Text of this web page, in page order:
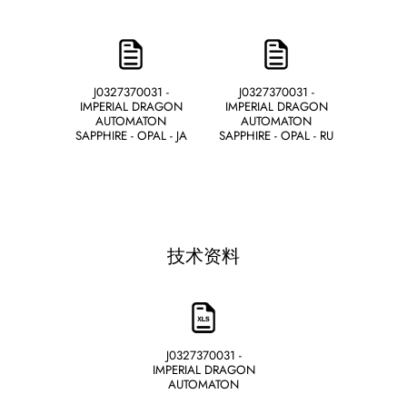
J0327370031 -
IMPERIAL DRAGON
AUTOMATON
SAPPHIRE - OPAL - JA
J0327370031 -
IMPERIAL DRAGON
AUTOMATON
SAPPHIRE - OPAL - RU
技术资料
J0327370031 -
IMPERIAL DRAGON
AUTOMATON